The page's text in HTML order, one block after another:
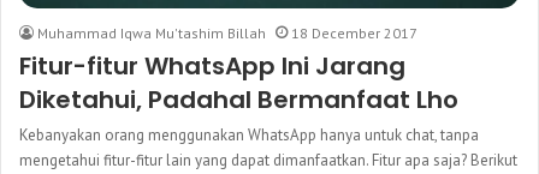
Muhammad Iqwa Mu'tashim Billah 18 December 2017
Fitur-fitur WhatsApp Ini Jarang
Diketahui, Padahal Bermanfaat Lho
Kebanyakan orang menggunakan WhatsApp hanya untuk chat, tanpa
mengetahui fitur-fitur lain yang dapat dimanfaatkan. Fitur apa saja? Berikut